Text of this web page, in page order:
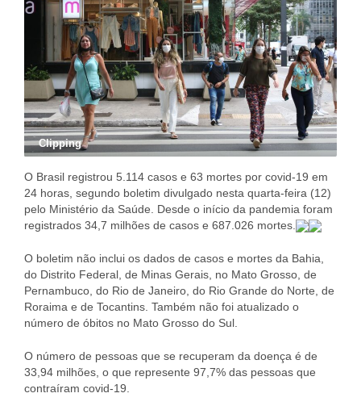
Clipping
O Brasil registrou 5.114 casos e 63 mortes por covid-19 em
24 horas, segundo boletim divulgado nesta quarta-feira (12)
pelo Ministério da Saúde. Desde o início da pandemia foram
registrados 34,7 milhões de casos e 687.026 mortes.
O boletim não inclui os dados de casos e mortes da Bahia,
do Distrito Federal, de Minas Gerais, no Mato Grosso, de
Pernambuco, do Rio de Janeiro, do Rio Grande do Norte, de
Roraima e de Tocantins. Também não foi atualizado o
número de óbitos no Mato Grosso do Sul.
O número de pessoas que se recuperam da doença é de
33,94 milhões, o que represente 97,7% das pessoas que
contraíram covid-19.